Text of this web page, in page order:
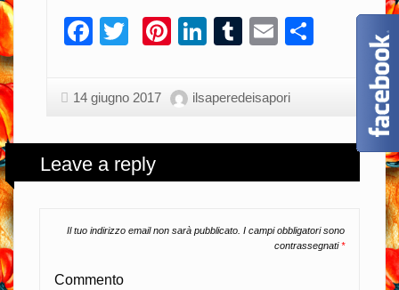
Facebook
TwitterPinterest
LinkedIn
Tumblr
Email
14 giugno 2017 ilsaperedeisapori
Leave a reply
Il tuo indirizzo email non sarà pubblicato. I campi obbligatori sono
contrassegnati*
Commento